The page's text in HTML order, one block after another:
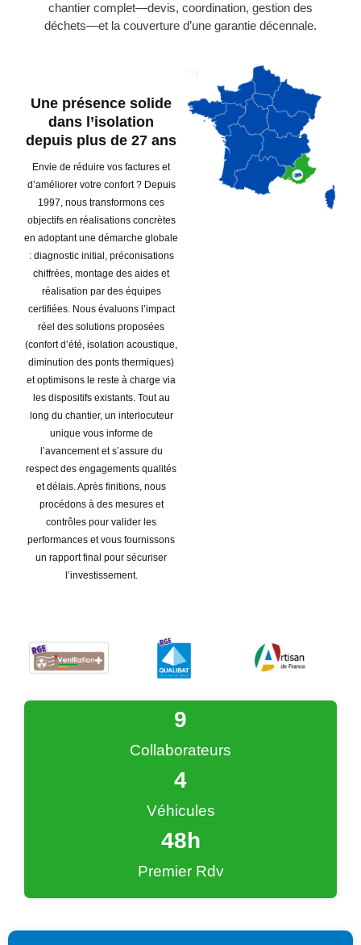
chantier complet—devis, coordination, gestion des
déchets—et la couverture d’une garantie décennale.
Une présence solide
dans l’isolation
depuis plus de 27 ans
Envie de réduire vos factures et
d’améliorer votre confort ? Depuis
1997, nous transformons ces
objectifs en réalisations concrètes
en adoptant une démarche globale
: diagnostic initial, préconisations
chiffrées, montage des aides et
réalisation par des équipes
certifiées. Nous évaluons l’impact
réel des solutions proposées
(confort d’été, isolation acoustique,
diminution des ponts thermiques)
et optimisons le reste à charge via
les dispositifs existants. Tout au
long du chantier, un interlocuteur
unique vous informe de
l’avancement et s’assure du
respect des engagements qualités
et délais. Après finitions, nous
procédons à des mesures et
contrôles pour valider les
performances et vous fournissons
un rapport final pour sécuriser
l’investissement.
Collaborateurs
9
Véhicules
4
Premier Rdv
48h